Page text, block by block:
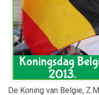
De Koning van Belgie,